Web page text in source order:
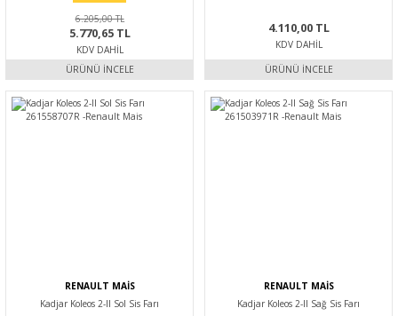
6.205,00 TL
5.770,65 TL
KDV DAHIL
ÜRÜNÜ İNCELE
4.110,00 TL
KDV DAHIL
ÜRÜNÜ İNCELE
RENAULT MAİS
Kadjar Koleos 2-II Sol Sis Farı
RENAULT MAİS
Kadjar Koleos 2-II Sağ Sis Farı